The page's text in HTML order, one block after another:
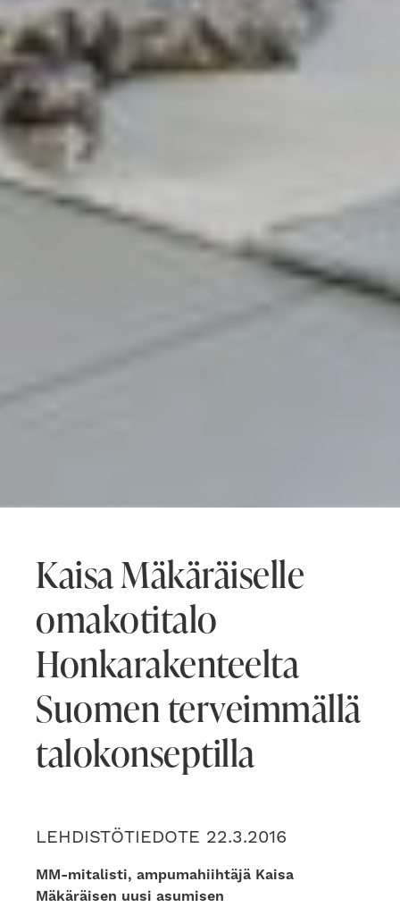
Kaisa Mäkäräiselle
omakotitalo
Honkarakenteelta
Suomen terveimmällä
talokonseptilla
LEHDISTÖTIEDOTE 22.3.2016
MM-mitalisti, ampumahiihtäjä Kaisa
Mäkäräisen uusi asumisen